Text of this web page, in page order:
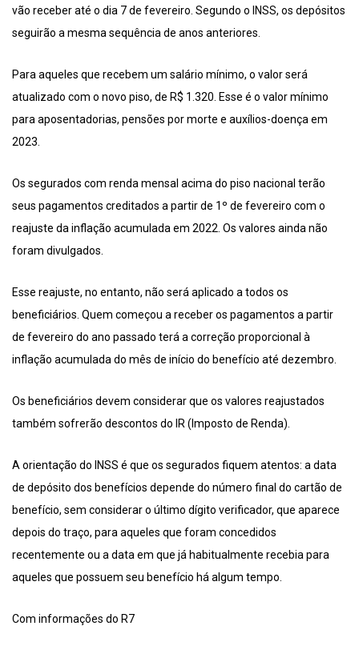
vão receber até o dia 7 de fevereiro. Segundo o INSS, os depósitos
seguirão a mesma sequência de anos anteriores.
Para aqueles que recebem um salário mínimo, o valor será
atualizado com o novo piso, de R$ 1.320. Esse é o valor mínimo
para aposentadorias, pensões por morte e auxílios-doença em
2023.
Os segurados com renda mensal acima do piso nacional terão
seus pagamentos creditados a partir de 1º de fevereiro com o
reajuste da inflação acumulada em 2022. Os valores ainda não
foram divulgados.
Esse reajuste, no entanto, não será aplicado a todos os
beneficiários. Quem começou a receber os pagamentos a partir
de fevereiro do ano passado terá a correção proporcional à
inflação acumulada do mês de início do benefício até dezembro.
Os beneficiários devem considerar que os valores reajustados
também sofrerão descontos do IR (Imposto de Renda).
A orientação do INSS é que os segurados fiquem atentos: a data
de depósito dos benefícios depende do número final do cartão de
benefício, sem considerar o último dígito verificador, que aparece
depois do traço, para aqueles que foram concedidos
recentemente ou a data em que já habitualmente recebia para
aqueles que possuem seu benefício há algum tempo.
Com informações do R7